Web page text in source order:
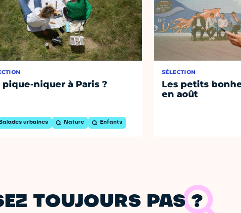
pique-niquer à Paris ?
Balades urbaines Nature Enfants
SÉLECTION
Les petits
en août
TOUJOURS PAS ?